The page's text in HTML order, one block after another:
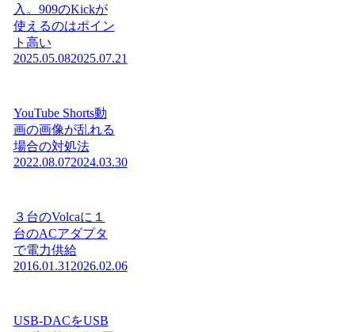
入。909のKickが
使えるのはポイン
ト高い
2025.05.082025.07.21
YouTube Shorts動
画の画像が乱れる
場合の対処法
2022.08.072024.03.30
３台のVolcaに１
台のACアダプタ
で電力供給
2016.01.31 2026.02.06
USB-DACをUSB